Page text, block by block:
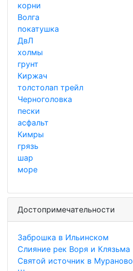
корни
Волга
покатушка
ДвЛ
холмы
грунт
Киржач
толстолап трейл
Черноголовка
пески
асфальт
Кимры
грязь
шар
море
Достопримечательности
Заброшка в Ильинском
Слияние рек Воря и Клязьма
Святой источник в Мураново